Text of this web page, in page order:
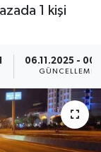
1 kişi
06.11.2025 -
GÜNCELLEME